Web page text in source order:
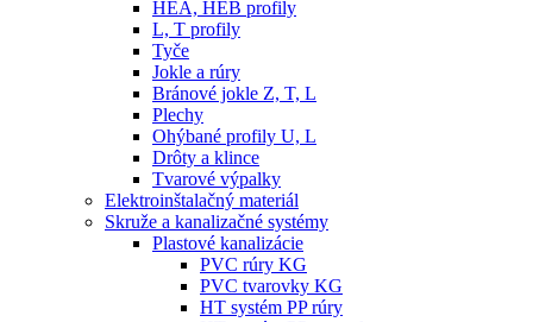
HEA, HEB profily
L, T profily
Tyče
Jokle a rúry
Bránové jokle Z, T, L
Plechy
Ohýbané profily U, L
Drôty a klince
Tvarové výpalky
Elektroinštalačný materiál
Skruže a kanalizačné systémy
Plastové kanalizácie
PVC rúry KG
PVC tvarovky KG
HT systém PP rúry